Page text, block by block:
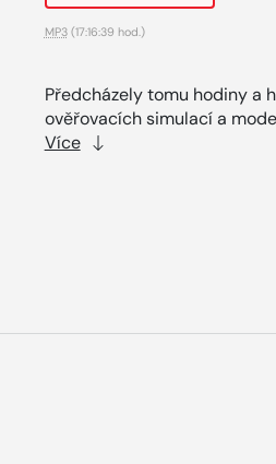
MP3(17:16:39 hod.)
Předcházely tomu hodiny a
ověřovacích simulací a
Více